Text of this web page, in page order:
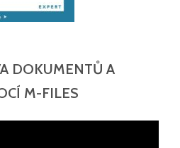
DOKUMENTŮ A
M-FILES